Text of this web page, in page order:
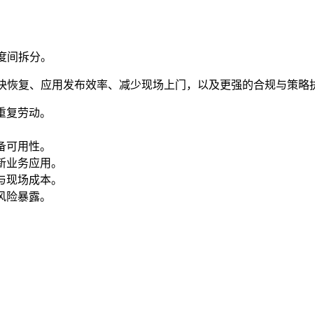
拆分。
复、应用发布效率、减少现场上门，以及更强的合规与策略
劳动。
用性。
务应用。
场成本。
暴露。